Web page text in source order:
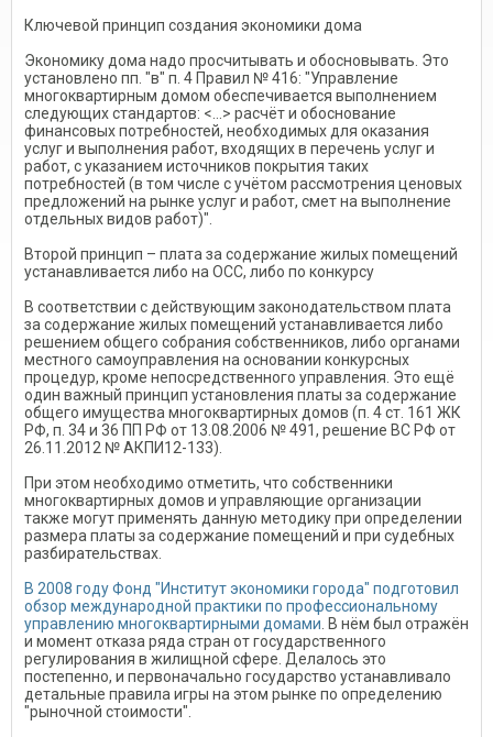
Ключевой принцип создания экономики дома
Экономику дома надо просчитывать и обосновывать. Это
установлено пп. "в" п. 4 Правил № 416: "Управление
многоквартирным домом обеспечивается выполнением
следующих стандартов: <…> расчёт и обоснование
финансовых потребностей, необходимых для оказания
услуг и выполнения работ, входящих в перечень услуг и
работ, с указанием источников покрытия таких
потребностей (в том числе с учётом рассмотрения ценовых
предложений на рынке услуг и работ, смет на выполнение
отдельных видов работ)".
Второй принцип – плата за содержание жилых помещений
устанавливается либо на ОСС, либо по конкурсу
В соответствии с действующим законодательством плата
за содержание жилых помещений устанавливается либо
решением общего собрания собственников, либо органами
местного самоуправления на основании конкурсных
процедур, кроме непосредственного управления. Это ещё
один важный принцип установления платы за содержание
общего имущества многоквартирных домов (п. 4 ст. 161 ЖК
РФ, п. 34 и 36 ПП РФ от 13.08.2006 № 491, решение ВС РФ от
26.11.2012 № АКПИ12-133).
При этом необходимо отметить, что собственники
многоквартирных домов и управляющие организации
также могут применять данную методику при определении
размера платы за содержание помещений и при судебных
разбирательствах.
В 2008 году Фонд "Институт экономики города" подготовил
обзор международной практики по профессиональному
управлению многоквартирными домами . В нём был отражён
и момент отказа ряда стран от государственного
регулирования в жилищной сфере. Делалось это
постепенно, и первоначально государство устанавливало
детальные правила игры на этом рынке по определению
"рыночной стоимости".